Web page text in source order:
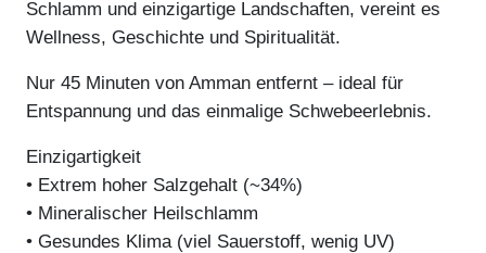
Schlamm und einzigartige Landschaften, vereint es
Wellness, Geschichte und Spiritualität.
Nur 45 Minuten von Amman entfernt – ideal für
Entspannung und das einmalige Schwebeerlebnis.
Einzigartigkeit
• Extrem hoher Salzgehalt (~34%)
• Mineralischer Heilschlamm
• Gesundes Klima (viel Sauerstoff, wenig UV)